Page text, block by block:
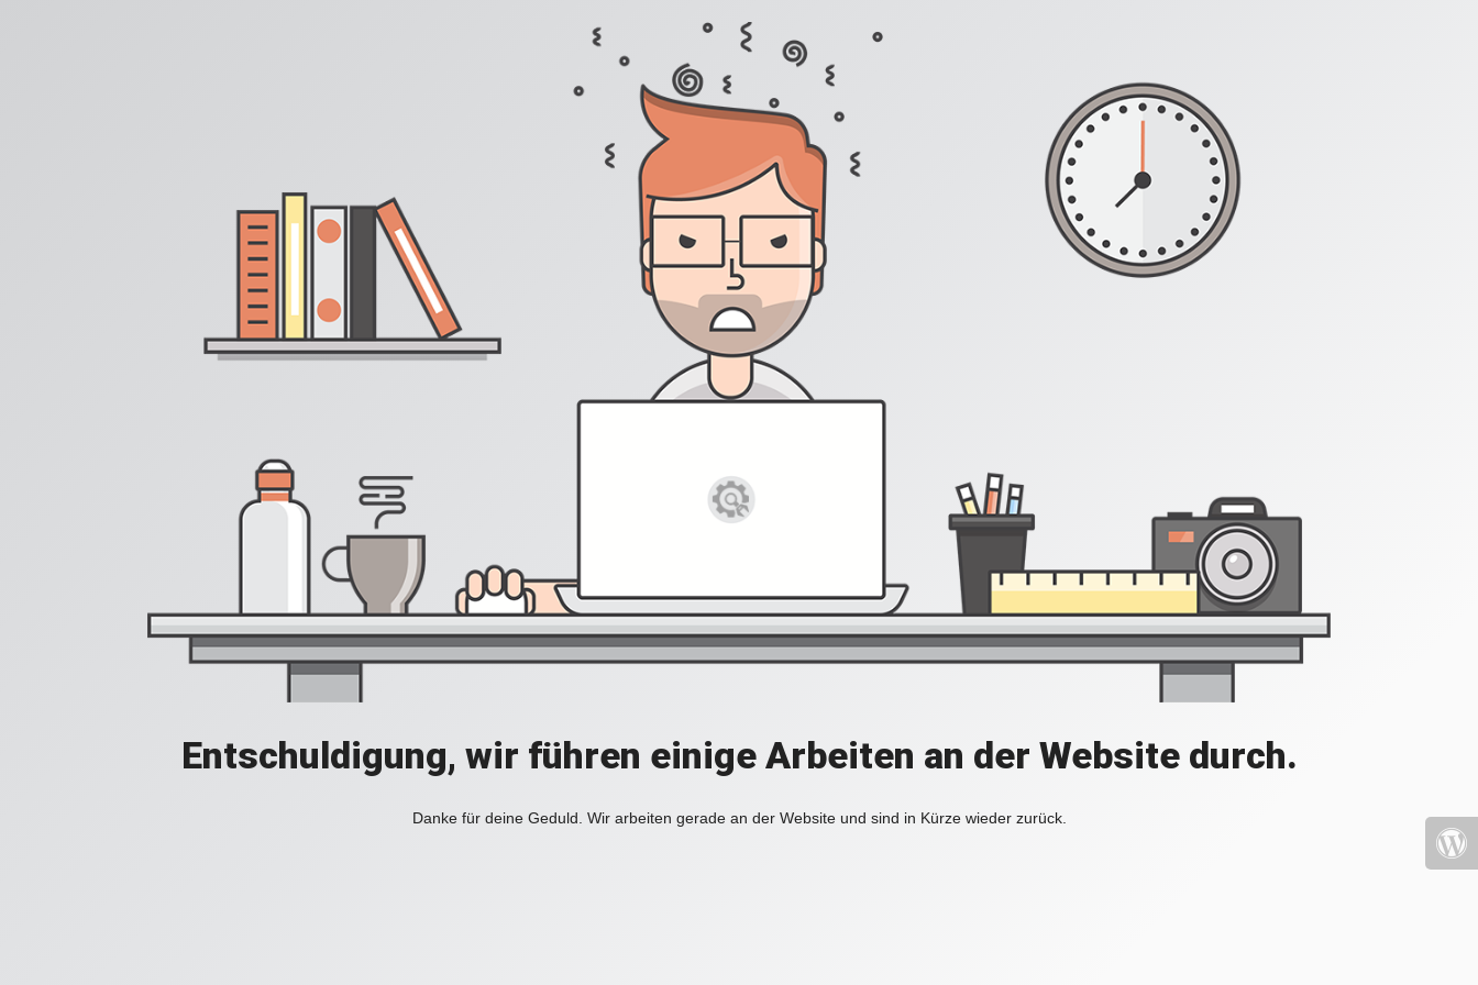
Entschuldigung, wir führen einige Arbeiten an der Website durch.
Danke für deine Geduld. Wir arbeiten gerade an der Website und sind in Kürze wieder zurück.